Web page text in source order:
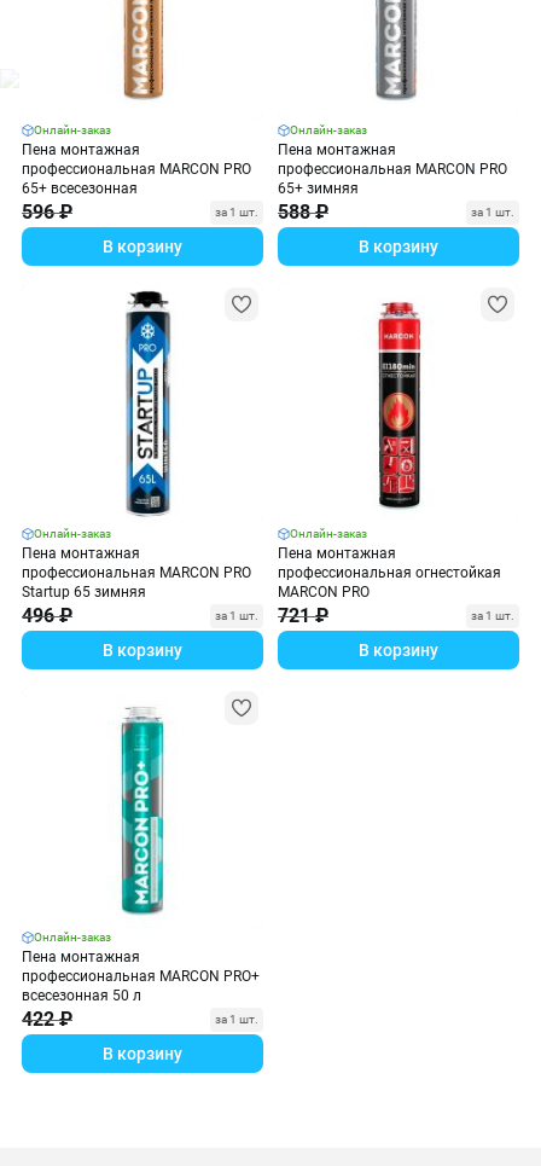
Онлайн-заказ
Пена монтажная
профессиональная MARCON PRO
65+ всесезонная
596 ₽ за 1 шт.
В корзину
Онлайн-заказ
Пена монтажная
профессиональная MARCON PRO
65+ зимняя
588 ₽ за 1 шт.
В корзину
Онлайн-заказ
Пена монтажная
профессиональная MARCON PRO
Startup 65 зимняя
496 ₽ за 1 шт.
В корзину
Онлайн-заказ
Пена монтажная
профессиональная огнестойкая
MARCON PRO
721 ₽ за 1 шт.
В корзину
Онлайн-заказ
Пена монтажная
профессиональная MARCON PRO+
всесезонная 50 л
422 ₽ за 1 шт.
В корзину